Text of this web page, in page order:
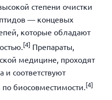
степени очистки
— концевых
которые обладают
[4] Препараты,
медицине, проходят
и соответствуют
биосовместимости. [4]